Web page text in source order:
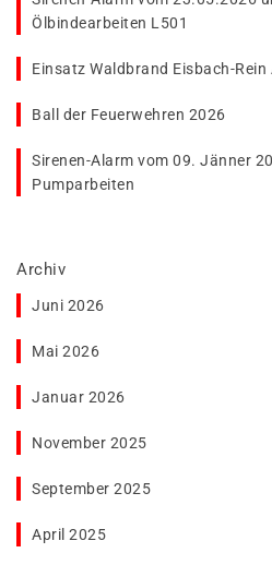
Ölbindearbeiten L501
Einsatz Waldbrand Eisbach-Rein
Ball der Feuerwehren 2026
Sirenen-Alarm vom 09. Jänner
Pumparbeiten
Archiv
Juni 2026
Mai 2026
Januar 2026
November 2025
September 2025
April 2025